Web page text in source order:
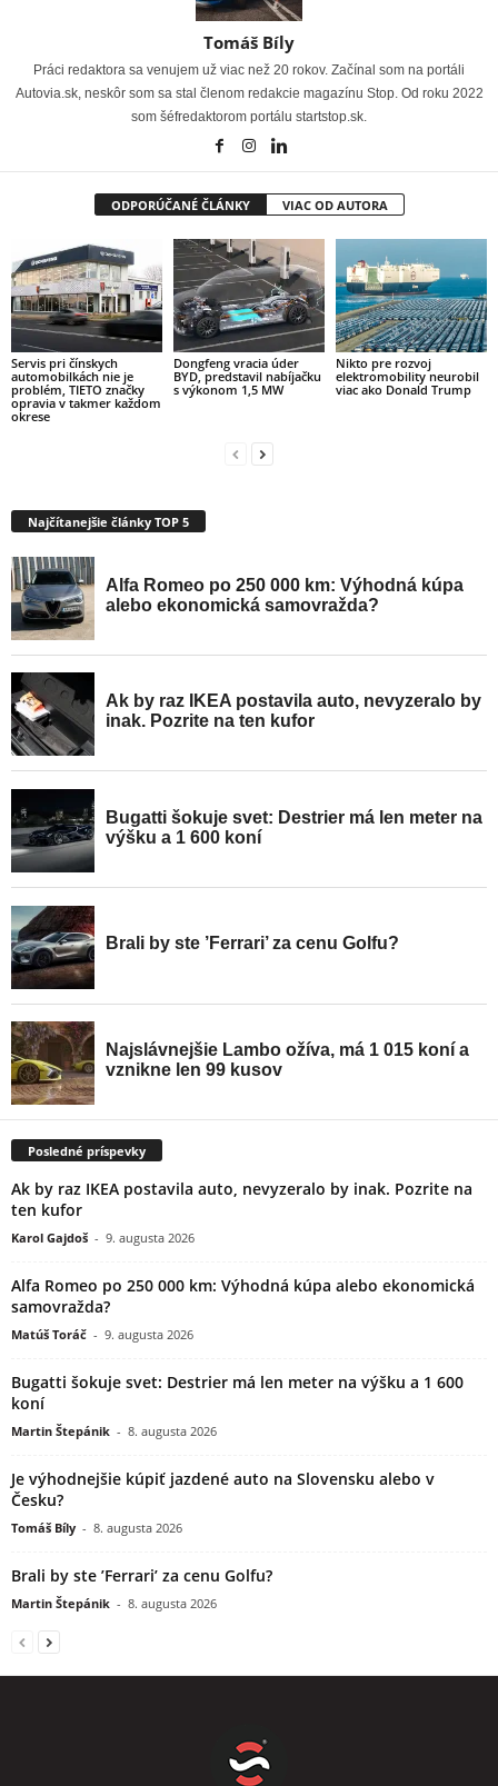
Tomáš Bíly
Práci redaktora sa venujem už viac než 20 rokov. Začínal som na portáli
Autovia.sk, neskôr som sa stal členom redakcie magazínu Stop. Od roku 2022
som šéfredaktorom portálu startstop.sk.
ODPORÚČANÉ ČLÁNKY VIAC OD AUTORA
Servis pri čínskych
automobilkách nie je
problém, TIETO značky
opravia v takmer každom
okrese
Dongfeng vracia úder
BYD, predstavil nabíjačku
s výkonom 1,5 MW
Nikto pre rozvoj
elektromobility neurobil
viac ako Donald Trump
Najčítanejšie články TOP 5
Posledné príspevky
Ak by raz IKEA postavila auto, nevyzeralo by inak. Pozrite na
ten kufor
Karol Gajdoš - 9. augusta 2026
Alfa Romeo po 250 000 km: Výhodná kúpa alebo ekonomická
samovražda?
Matúš Toráč - 9. augusta 2026
Bugatti šokuje svet: Destrier má len meter na výšku a 1 600
koní
Martin Štepánik - 8. augusta 2026
Je výhodnejšie kúpiť jazdené auto na Slovensku alebo v
Česku?
Tomáš Bíly - 8. augusta 2026
Brali by ste ’Ferrari’ za cenu Golfu?
Martin Štepánik - 8. augusta 2026